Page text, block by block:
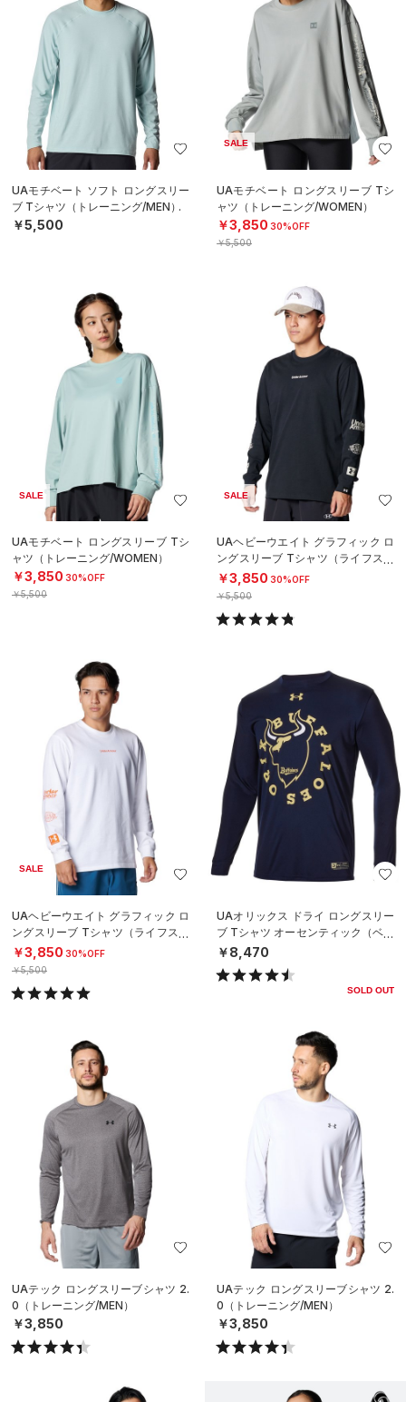
UAモチベート ソフト ロングスリー
ブ Tシャツ（トレーニング/MEN）
￥5,500
SALE
UAモチベート ロングスリーブ Tシ
ャツ（トレーニング/WOMEN）
￥3,850 30%OFF
￥5,500
SALE
UAモチベート ロングスリーブ Tシ
ャツ（トレーニング/WOMEN）
￥3,850 30%OFF
￥5,500
SALE
UAヘビーウエイト グラフィック ロ
ングスリーブ Tシャツ（ライフスタ
イル/MEN）
￥3,850 30%OFF
￥5,500
SALE
UAヘビーウエイト グラフィック ロ
ングスリーブ Tシャツ（ライフスタ
イル/MEN）
￥3,850 30%OFF
￥5,500
UAオリックス ドライ ロングスリー
ブ Tシャツ オーセンティック（ベー
スボール/MEN）
￥8,470
SOLD OUT
UAテック ロングスリーブシャツ 2.
0（トレーニング/MEN）
￥3,850
UAテック ロングスリーブシャツ 2.
0（トレーニング/MEN）
￥3,850